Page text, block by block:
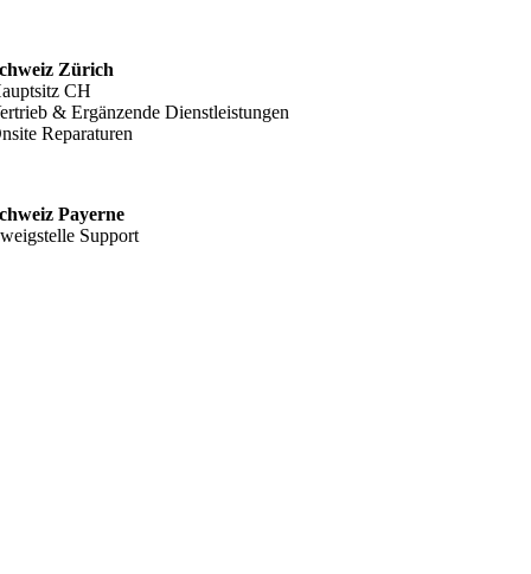
Zürich
CH
& Ergänzende Dienstleistungen
Reparaturen
Payerne
Support